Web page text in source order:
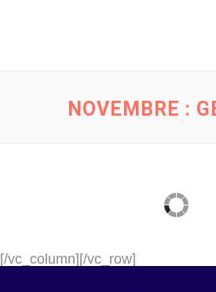
NOVEMBRE :
[/vc_column][/vc_row]